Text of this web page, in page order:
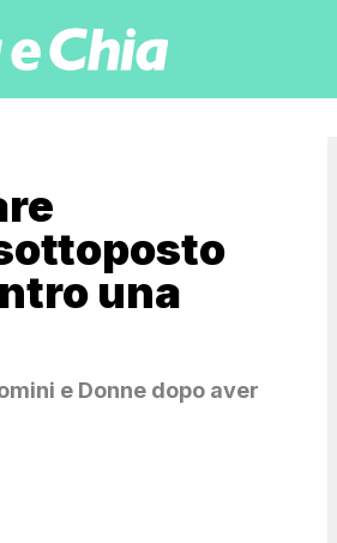
una
e Donne dopo aver